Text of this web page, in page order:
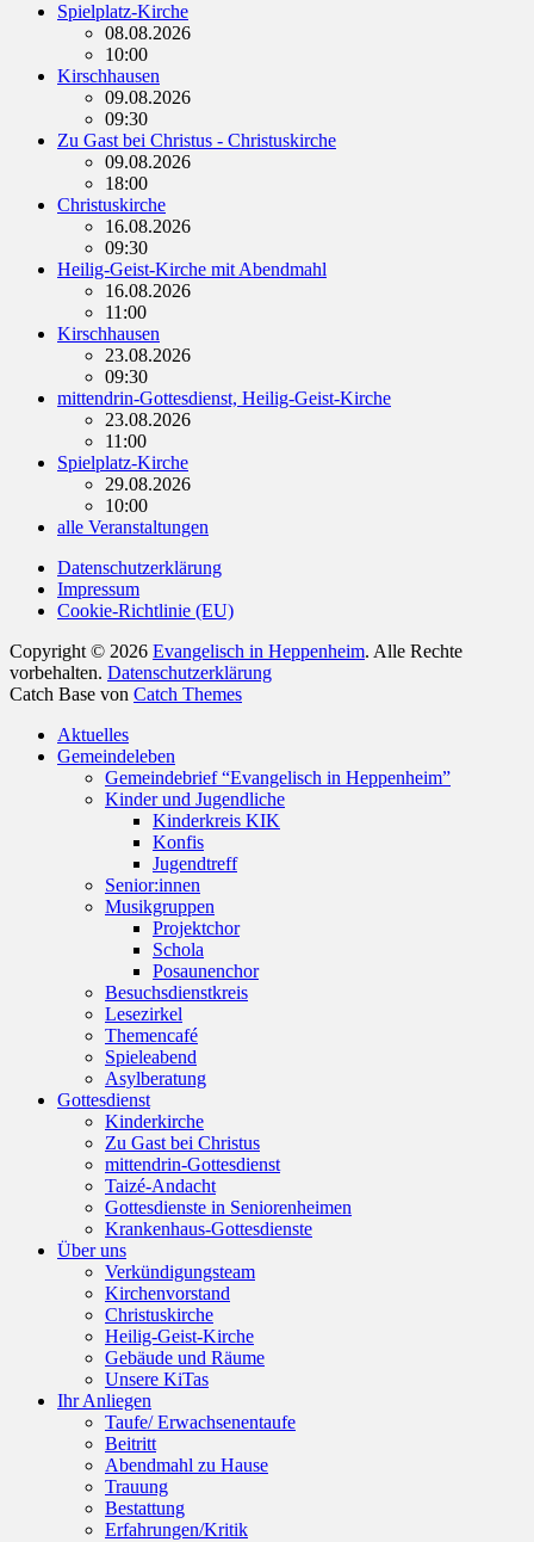
Spielplatz-Kirche
08.08.2026
10:00
Kirschhausen
09.08.2026
09:30
Zu Gast bei Christus - Christuskirche
09.08.2026
18:00
Christuskirche
16.08.2026
09:30
Heilig-Geist-Kirche mit Abendmahl
16.08.2026
11:00
Kirschhausen
23.08.2026
09:30
mittendrin-Gottesdienst, Heilig-Geist-Kirche
23.08.2026
11:00
Spielplatz-Kirche
29.08.2026
10:00
alle Veranstaltungen
Datenschutzerklärung
Impressum
Cookie-Richtlinie (EU)
Copyright © 2026 Evangelisch in Heppenheim. Alle Rechte
vorbehalten. Datenschutzerklärung
Catch Base von Catch Themes
oben
scrollen
Aktuelles
Gemeindeleben
Gemeindebrief “Evangelisch in Heppenheim”
Kinder und Jugendliche
Kinderkreis KIK
Konfis
Jugendtreff
Senior:innen
Musikgruppen
Projektchor
Schola
Posaunenchor
Besuchsdienstkreis
Lesezirkel
Themencafé
Spieleabend
Asylberatung
Gottesdienst
Kinderkirche
Zu Gast bei Christus
mittendrin-Gottesdienst
Taizé-Andacht
Gottesdienste in Seniorenheimen
Krankenhaus-Gottesdienste
Über uns
Verkündigungsteam
Kirchenvorstand
Christuskirche
Heilig-Geist-Kirche
Gebäude und Räume
Unsere KiTas
Ihr Anliegen
Taufe/ Erwachsenentaufe
Beitritt
Abendmahl zu Hause
Trauung
Bestattung
Erfahrungen/Kritik